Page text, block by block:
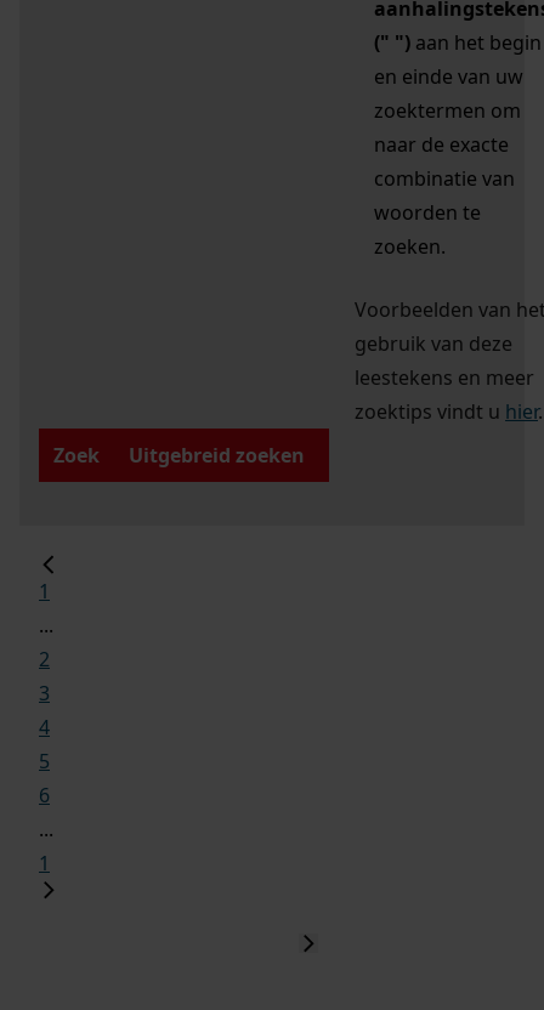
(" ") aan het begin
en einde van uw
zoektermen om
naar de exacte
combinatie van
woorden te
zoeken.
Voorbeelden van
gebruik van deze
leestekens en meer
zoektips vindt u hier.
Zoek
Uitgebreid zoeken
1
...
2
3
4
5
6
...
1